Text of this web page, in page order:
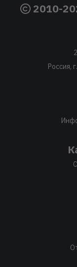
2010-
Россия,